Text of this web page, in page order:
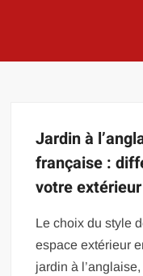
Jardin à
française :
votre extérieur
Le choix du style
espace extérieur
jardin à